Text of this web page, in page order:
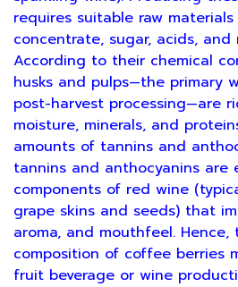
requires suitable raw
concentrate, sugar, acids, and
According to their chemical
husks and pulps—the primary
post-harvest processing—are
moisture, minerals, and
amounts of tannins and
tannins and anthocyanins are
components of red wine
grape skins and seeds) that
aroma, and mouthfeel. Hence,
composition of coffee berries
fruit beverage or wine